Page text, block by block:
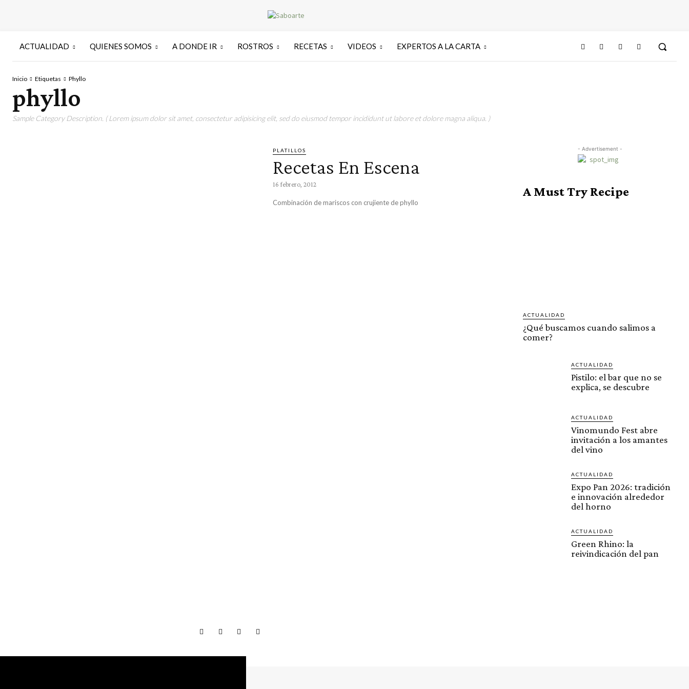
ACTUALIDAD QUIENES SOMOS A DONDE IR ROSTROS RECETAS VIDEOS EXPERTOS A LA CARTA
Inicio Etiquetas Phyllo
phyllo
Sample Category Description. ( Lorem ipsum dolor sit amet, consectetur adipisicing elit, sed do eiusmod tempor incididunt ut labore et dolore magna aliqua. )
PLATILLOS
Recetas En Escena
16 febrero, 2012
Combinación de mariscos con crujiente de phyllo
- Advertisement -
A Must Try Recipe
ACTUALIDAD
¿Qué buscamos cuando salimos a
comer?
ACTUALIDAD
Pistilo: el bar que no se
explica, se descubre
ACTUALIDAD
Vinomundo Fest abre
invitación a los amantes
del vino
ACTUALIDAD
Expo Pan 2026: tradición
e innovación alrededor
del horno
ACTUALIDAD
Green Rhino: la
reivindicación del pan